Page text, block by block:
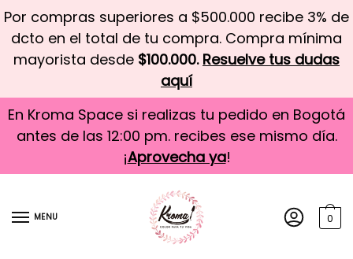
Por compras superiores a $500.000 recibe 3% de
dcto en el total de tu compra. Compra mínima
mayorista desde $100.000. Resuelve tus dudas
aquí
En Kroma Space si realizas tu pedido en Bogotá
antes de las 12:00 pm. recibes ese mismo día.
¡Aprovecha ya!
MENU 0